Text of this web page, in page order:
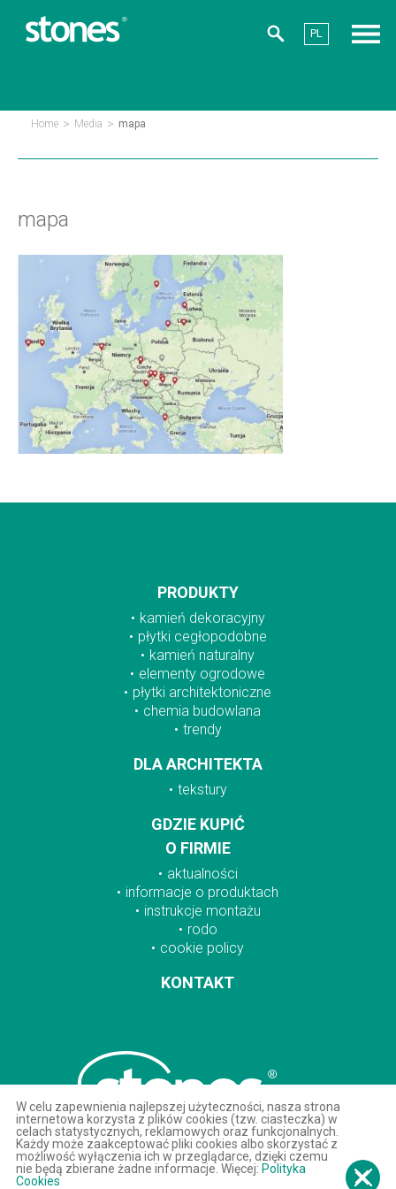
PL
Home > Media > mapa
mapa
PRODUKTY
kamień dekoracyjny
płytki cegłopodobne
kamień naturalny
elementy ogrodowe
płytki architektoniczne
chemia budowlana
trendy
DLA ARCHITEKTA
tekstury
GDZIE KUPIĆ
O FIRMIE
aktualności
informacje o produktach
instrukcje montażu
rodo
cookie policy
KONTAKT
W celu zapewnienia najlepszej użyteczności, nasza strona
internetowa korzysta z plików cookies (tzw. ciasteczka) w
celach statystycznych, reklamowych oraz funkcjonalnych.
Każdy może zaakceptować pliki cookies albo skorzystać z
możliwość wyłączenia ich w przeglądarce, dzięki czemu
nie będą zbierane żadne informacje. Więcej: Polityka
Cookies